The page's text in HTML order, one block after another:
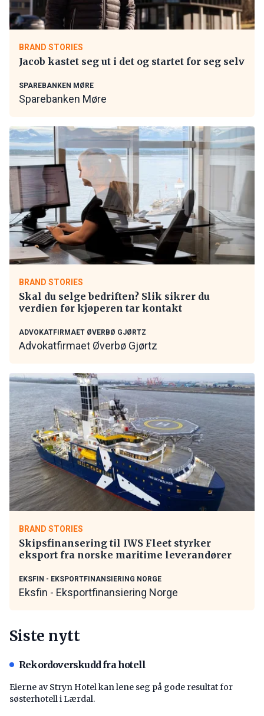
BRAND STORIES
Jacob kastet seg ut i det og startet for seg selv
SPAREBANKEN MØRE
Sparebanken Møre
BRAND STORIES
Skal du selge bedriften? Slik sikrer du
verdien før kjøperen tar kontakt
ADVOKATFIRMAET ØVERBØ GJØRTZ
Advokatfirmaet Øverbø Gjørtz
BRAND STORIES
Skipsfinansering til IWS Fleet styrker
eksport fra norske maritime leverandører
EKSFIN - EKSPORTFINANSIERING NORGE
Eksfin - Eksportfinansiering Norge
Siste nytt
Rekordoverskudd fra hotell
Eierne av Stryn Hotel kan lene seg på gode resultat for
søsterhotell i Lærdal.